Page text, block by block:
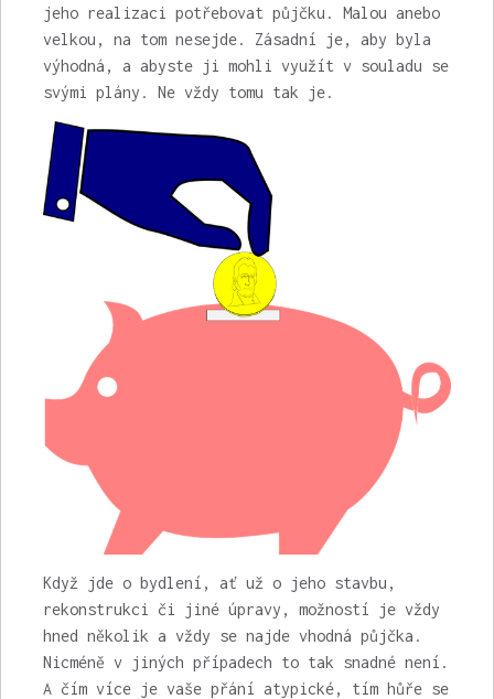
jeho realizaci potřebovat půjčku. Malou anebo
velkou, na tom nesejde. Zásadní je, aby byla
výhodná, a abyste ji mohli využít v souladu se
svými plány. Ne vždy tomu tak je.
Když jde o bydlení, ať už o jeho stavbu,
rekonstrukci či jiné úpravy, možností je vždy
hned několik a vždy se najde vhodná půjčka.
Nicméně v jiných případech to tak snadné není.
A čím více je vaše přání atypické, tím hůře se